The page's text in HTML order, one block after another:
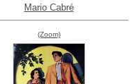
Mario Cabré
(Zoom)